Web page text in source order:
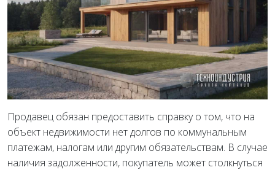
Продавец обязан предоставить справку о том, что на
объект недвижимости нет долгов по коммунальным
платежам, налогам или другим обязательствам. В случае
наличия задолженности, покупатель может столкнуться